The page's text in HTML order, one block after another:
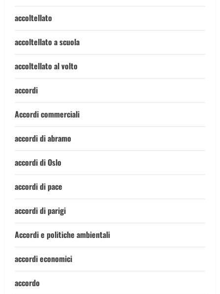
accoltellato
accoltellato a scuola
accoltellato al volto
accordi
Accordi commerciali
accordi di abramo
accordi di Oslo
accordi di pace
accordi di parigi
Accordi e politiche ambientali
accordi economici
accordo